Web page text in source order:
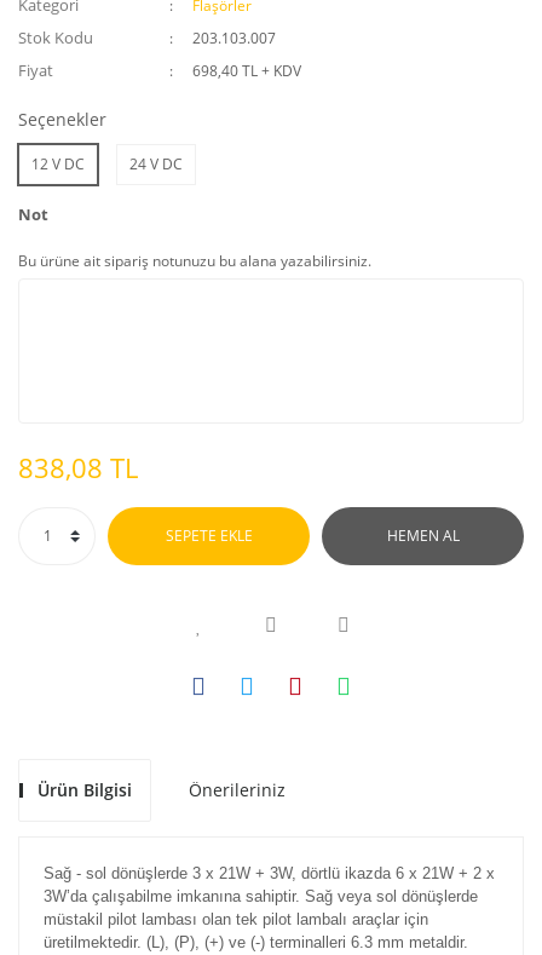
Kategori Flaşörler
Stok Kodu 203.103.007
Fiyat 698,40 TL + KDV
Seçenekler
12 V DC 24 V DC
Not
Bu ürüne ait sipariş notunuzu bu alana yazabilirsiniz.
838,08 TL
SEPETE EKLE HEMEN AL
Ürün Bilgisi Önerileriniz
Sağ - sol dönüşlerde 3 x 21W + 3W, dörtlü ikazda 6 x 21W + 2 x
3W’da çalışabilme imkanına sahiptir. Sağ veya sol dönüşlerde
müstakil pilot lambası olan tek pilot lambalı araçlar için
üretilmektedir. (L), (P), (+) ve (-) terminalleri 6.3 mm metaldir.